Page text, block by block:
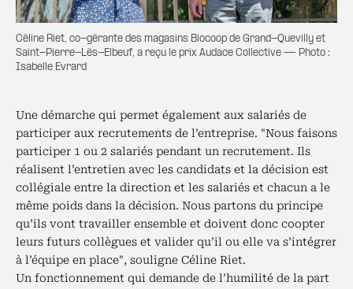
Céline Riet, co-gérante des magasins Biocoop de Grand-Quevilly et
Saint-Pierre-Lès-Elbeuf, a reçu le prix Audace Collective — Photo :
Isabelle Evrard
Une démarche qui permet également aux salariés de
participer aux recrutements de l’entreprise. "Nous faisons
participer 1 ou 2 salariés pendant un recrutement. Ils
réalisent l’entretien avec les candidats et la décision est
collégiale entre la direction et les salariés et chacun a le
même poids dans la décision. Nous partons du principe
qu’ils vont travailler ensemble et doivent donc coopter
leurs futurs collègues et valider qu’il ou elle va s’intégrer
à l’équipe en place", souligne Céline Riet.
Un fonctionnement qui demande de l’humilité de la part